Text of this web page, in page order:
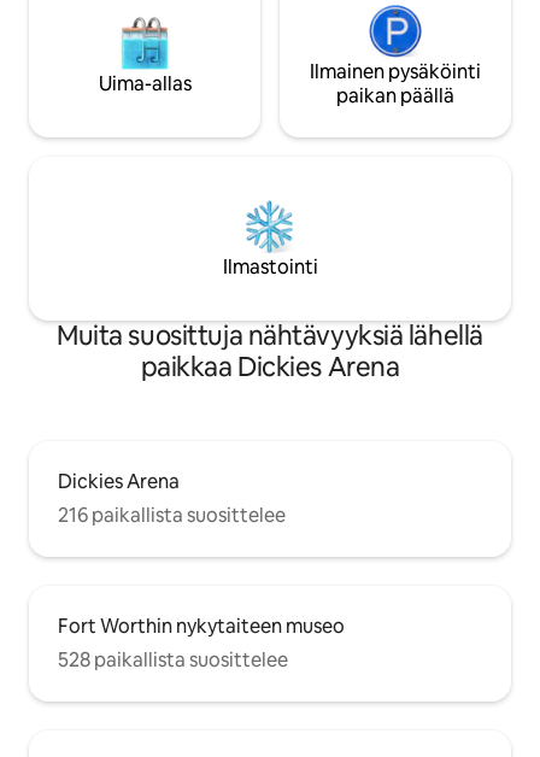
profiilistamme.
Uima-allas
Ilmainen pysäköinti
paikan päällä
Ilmastointi
Muita suosittuja nähtävyyksiä lähellä
paikkaa Dickies Arena
Dickies Arena
216 paikallista suosittelee
Fort Worthin nykytaiteen museo
528 paikallista suosittelee